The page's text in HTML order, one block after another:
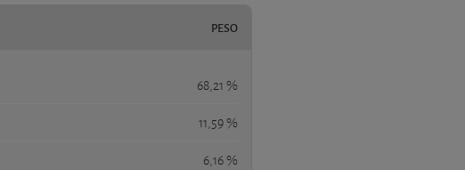
PESO
68,21 %
11,59 %
6,16 %